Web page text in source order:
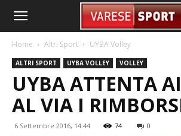
Home Altri Sport UYBA Volley
ALTRI SPORT UYBA VOLLEY VOLLEY
UYBA ATTENTA
AL VIA I
6 Settembre 2016, 14:44 74 0